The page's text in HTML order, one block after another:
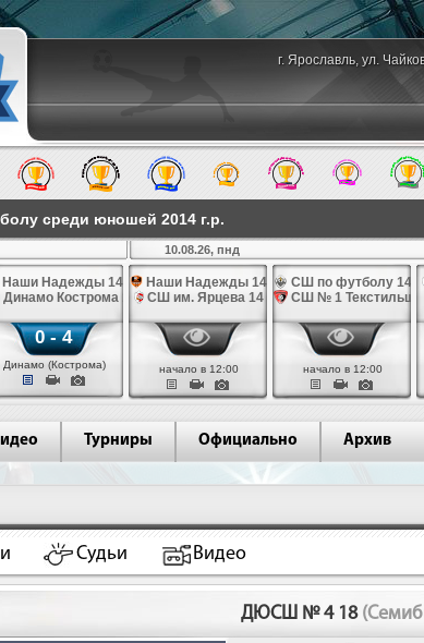
г. Ярославль, ул.
среди юношей 2014 г.р.
Наши Надежды 14
Динамо Кострома 14
0 - 4
Динамо (Кострома)
10.08.26, пнд
Наши Надежды 14
СШ им. Ярцева 14
начало в 12:00
СШ по футболу 14
СШ № 1
начало в 12:00
Турниры Официально Архив
Судьи Видео
ДЮСШ № 4 18